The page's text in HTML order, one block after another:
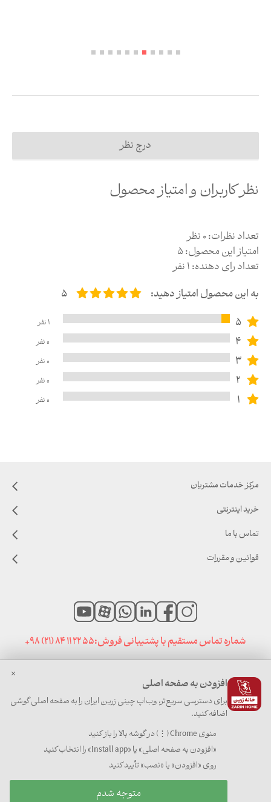
نظر کاربران و امتیاز محصول
درج نظر
تعداد نظرات:0نظر
امتیاز این محصول:5
تعداد رای دهنده:1نفر
به این محصول امتیاز دهید:
5
5
1نفر
4
0نفر
3
0نفر
2
0نفر
1
0نفر
مرکز خدمات مشتریان
خرید اینترنتی
تماس با ما
قوانین و مقررات
شماره تماس مستقیم با پشتیبانی فروش:+98 (21) 84 11 22 55
صفحه نخست | اخبار خانه زرین
کلیه حقوق برای چینی زرین ایران محفوظ است
چینی زرین ایران |
1405
افزودن به صفحه اصلی
برای دسترسی سریع‌تر، وب‌اپ چینی زرین ایران را به صفحه اصلی گوشی
اضافه کنید.
منوی Chrome (⋮) در گوشه بالا را باز کنید
«افزودن به صفحه اصلی» یا «Install app» را انتخاب کنید
روی «افزودن» یا «نصب» تأیید کنید
متوجه شدم